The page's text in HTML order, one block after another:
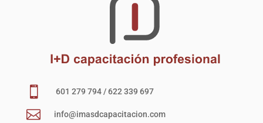
 601 279 794 / 622 339 697
 info@imasdcapacitacion.com